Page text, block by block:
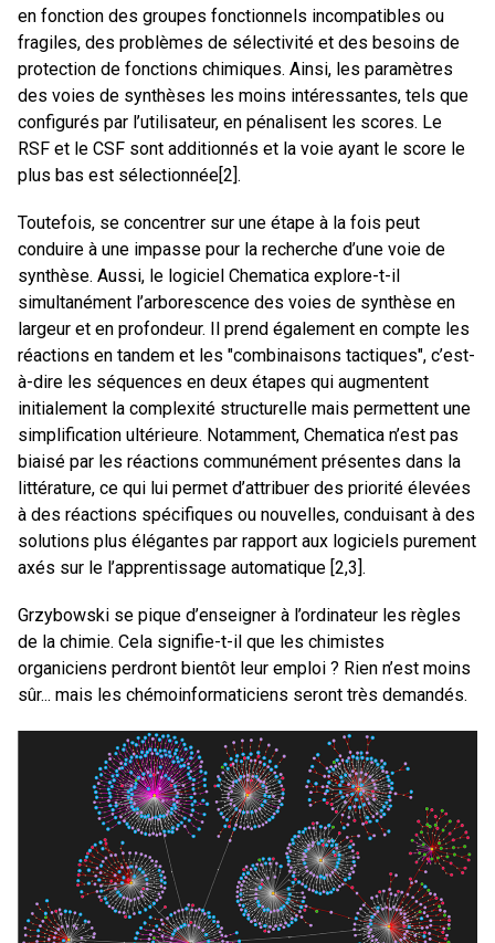
en fonction des groupes fonctionnels incompatibles ou
fragiles, des problèmes de sélectivité et des besoins de
protection de fonctions chimiques. Ainsi, les paramètres
des voies de synthèses les moins intéressantes, tels que
configurés par l’utilisateur, en pénalisent les scores. Le
RSF et le CSF sont additionnés et la voie ayant le score le
plus bas est sélectionnée[2].
Toutefois, se concentrer sur une étape à la fois peut
conduire à une impasse pour la recherche d’une voie de
synthèse. Aussi, le logiciel Chematica explore-t-il
simultanément l’arborescence des voies de synthèse en
largeur et en profondeur. Il prend également en compte les
réactions en tandem et les "combinaisons tactiques", c’est-
à-dire les séquences en deux étapes qui augmentent
initialement la complexité structurelle mais permettent une
simplification ultérieure. Notamment, Chematica n’est pas
biaisé par les réactions communément présentes dans la
littérature, ce qui lui permet d’attribuer des priorité élevées
à des réactions spécifiques ou nouvelles, conduisant à des
solutions plus élégantes par rapport aux logiciels purement
axés sur le l’apprentissage automatique [2,3].
Grzybowski se pique d’enseigner à l’ordinateur les règles
de la chimie. Cela signifie-t-il que les chimistes
organiciens perdront bientôt leur emploi ? Rien n’est moins
sûr... mais les chémoinformaticiens seront très demandés.